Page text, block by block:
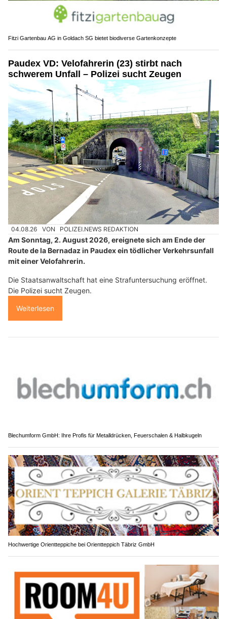
Fitzi Gartenbau AG in Goldach SG bietet biodiverse Gartenkonzepte
Paudex VD: Velofahrerin (23) stirbt nach
schwerem Unfall – Polizei sucht Zeugen
04.08.26 VON POLIZEI.NEWS REDAKTION
Am Sonntag, 2. August 2026, ereignete sich am Ende der
Route de la Bernadaz in Paudex ein tödlicher Verkehrsunfall
mit einer Velofahrerin.
Die Staatsanwaltschaft hat eine Strafuntersuchung eröffnet.
Die Polizei sucht Zeugen.
Weiterlesen
Blechumform GmbH: Ihre Profis für Metalldrücken, Feuerschalen & Halbkugeln
Hochwertige Orientteppiche bei Orientteppich Täbriz GmbH